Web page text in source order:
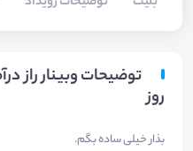
روز
بذار خیلی ساده بگم.